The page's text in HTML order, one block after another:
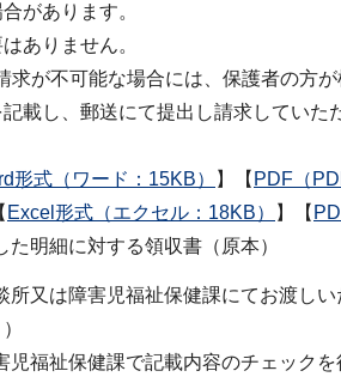
があります。
ありません。
が不可能な場合には、保護者の方
載し、郵送にて提出し請求していた
形式（ワード：15KB） 】【 PDF（
Excel形式（エクセル：18KB） 】【
明細に対する領収書（原本）
又は障害児福祉保健課にてお渡しい
福祉保健課で記載内容のチェックを